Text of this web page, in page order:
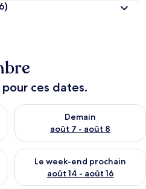
e
u
x
n
o
t
é
s
ces dates.
soir août 6 - août 7
Demain
août 7 - août 8
Vérifier la disponibilité pour
week-end août 7 - août 9
Le week-end prochain
août 14 - août 16
Vérifier la disponibilité pour